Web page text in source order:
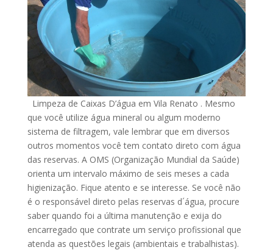
Limpeza de Caixas D’água em Vila Renato . Mesmo
que você utilize água mineral ou algum moderno
sistema de filtragem, vale lembrar que em diversos
outros momentos você tem contato direto com água
das reservas. A OMS (Organização Mundial da Saúde)
orienta um intervalo máximo de seis meses a cada
higienização. Fique atento e se interesse. Se você não
é o responsável direto pelas reservas d´água, procure
saber quando foi a última manutenção e exija do
encarregado que contrate um serviço profissional que
atenda as questões legais (ambientais e trabalhistas).